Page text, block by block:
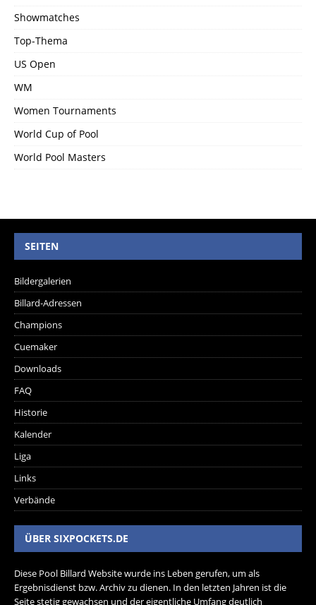
Showmatches
Top-Thema
US Open
WM
Women Tournaments
World Cup of Pool
World Pool Masters
SEITEN
Bildergalerien
Billard-Adressen
Champions
Cuemaker
Downloads
FAQ
Historie
Kalender
Liga
Links
Verbände
ÜBER SIXPOCKETS.DE
Diese Pool Billard Website wurde ins Leben gerufen, um als
Ergebnisdienst bzw. Archiv zu dienen. In den letzten Jahren ist die
Seite stetig gewachsen und der eigentliche Umfang deutlich